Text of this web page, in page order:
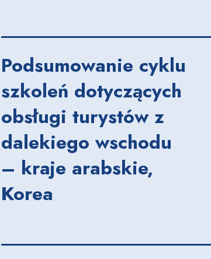
Podsumowanie cyklu
szkoleń dotyczących
obsługi turystów z
dalekiego wschodu
– kraje arabskie,
Korea